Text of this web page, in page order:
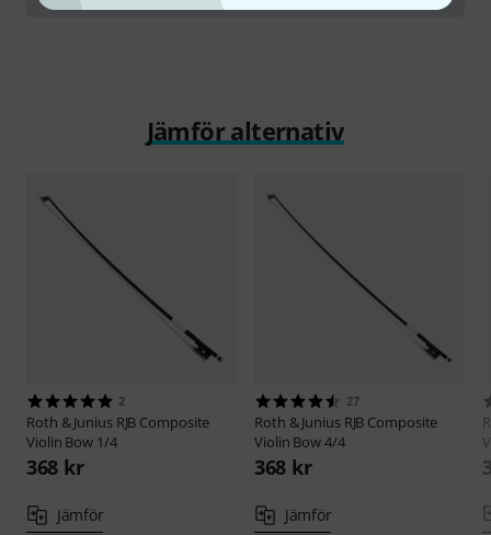
Jämför alternativ
2
Roth & Junius RJB Composite
Violin Bow 1/4
368 kr
Jämför
27
Roth & Junius RJB Composite
Violin Bow 4/4
368 kr
Jämför